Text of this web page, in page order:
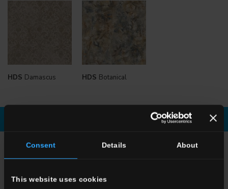
Consent Details About
This website uses cookies
HDS Damascus HDS Botanical
Fordern sie informationen
WÄHLEN SIE EINE SERIE AUS
Indoor